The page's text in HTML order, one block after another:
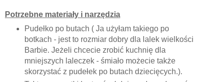
Potrzebne materiały i narzędzia
Pudełko po butach ( Ja użyłam takiego po
botkach - jest to rozmiar dobry dla lalek wielkości
Barbie. Jeżeli chcecie zrobić kuchnię dla
mniejszych laleczek - śmiało możecie także
skorzystać z pudełek po butach dziecięcych.).